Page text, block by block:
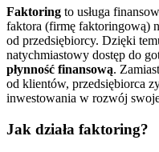
Faktoring to usługa
faktora (firmę faktoringową)
od przedsiębiorcy. Dzięki
natychmiastowy dostęp do
płynność finansową.
od klientów, przedsiębiorca
inwestowania w rozwój
Jak działa faktoring?